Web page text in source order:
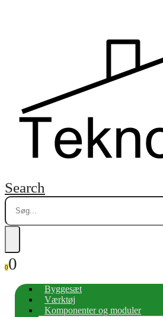
Search
00
Byggesæt
Værktøj
Komponenter og moduler